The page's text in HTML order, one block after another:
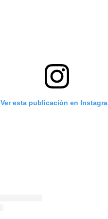
Ver esta publicación en